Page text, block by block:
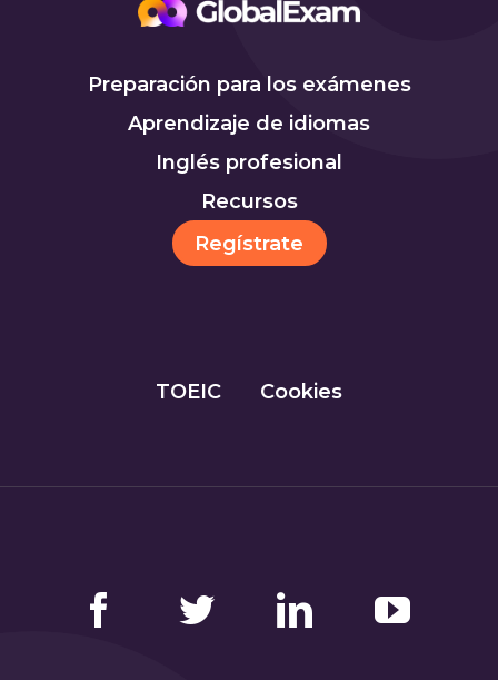
Preparación para los exámenes
Aprendizaje de idiomas
Inglés profesional
Recursos
Regístrate
TOEIC Cookies